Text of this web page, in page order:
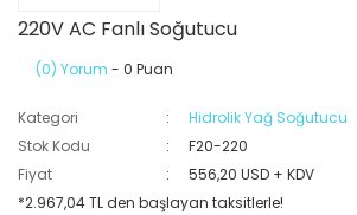
220V AC Fanlı Soğutucu
(0) Yorum - 0 Puan
Kategori
Hidrolik Yağ Soğutucu
Stok Kodu
F20-220
Fiyat
556,20 USD + KDV
*2.967,04 TL den başlayan taksitlerle!